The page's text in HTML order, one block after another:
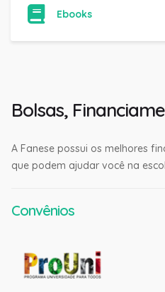
Ebooks
Bolsas,
A Fanese possui os melhores
que podem ajudar você na
Convênios